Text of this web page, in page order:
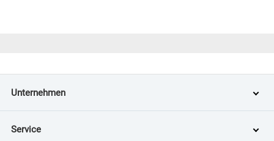
Unternehmen
Service